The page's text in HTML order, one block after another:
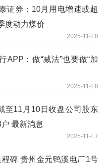
证券：10月用电增速或超
度动力煤价
2025-11-18
APP：做“减法”也要做“加
2025-11-18
至11月10日收盘公司股东
最新消息
2025-11-17
碑 贵州金元鸭溪电厂1号